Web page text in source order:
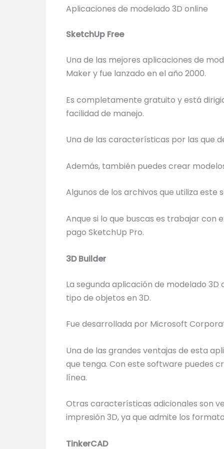
Aplicaciones de modelado 3D online
SketchUp Free
Una de las mejores aplicaciones de
Maker y fue lanzado en el año 2000.
Es completamente gratuito y está
facilidad de manejo.
Una de las características por las que
Además, también puedes crear
Algunos de los archivos que utiliza este
Anque si lo que buscas es trabajar
pago SketchUp Pro.
3D Builder
La segunda aplicación de modelado
tipo de objetos en 3D.
Fue desarrollada por Microsoft
Una de las grandes ventajas de esta
que tenga. Con este software puedes
línea.
Otras características adicionales son
impresión 3D, ya que admite los
TinkerCAD